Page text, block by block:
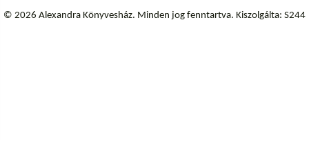
© 2026 Alexandra Könyvesház. Minden jog fenntartva. Kiszolgálta: S244